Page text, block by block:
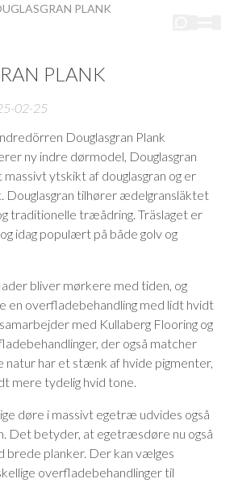
PLANK
PLANK
02-25
Douglasgran Plank
ny indre dørmodel, Douglasgran
ytskikt af douglasgran og er
Douglasgran tilhører ædelgransläktet
traditionelle træådring. Träslaget er
idag populært på både golv og
bliver mørkere med tiden, og
en overfladebehandling med lidt hvidt
med Kullaberg Flooring og
der også matcher
natur har et stænk af hvide pigmenter,
mere tydelig hvid tone.
døre i massivt egetræ udvides også
Det betyder, at egetræsdøre nu også
brede planker. Der kan vælges
overfladebehandlinger til